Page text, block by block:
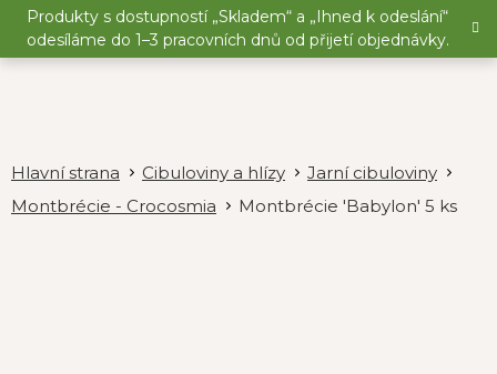
Přejít
obsah
Produkty s dostupností „Skladem“ a „Ihned k odeslání“
odesíláme do 1–3 pracovních dnů od přijetí objednávky.
Cibuloviny a hlízy
Jarní cibuloviny
Montbrécie - Crocosmia
Montbrécie 'Babylon' 5 ks